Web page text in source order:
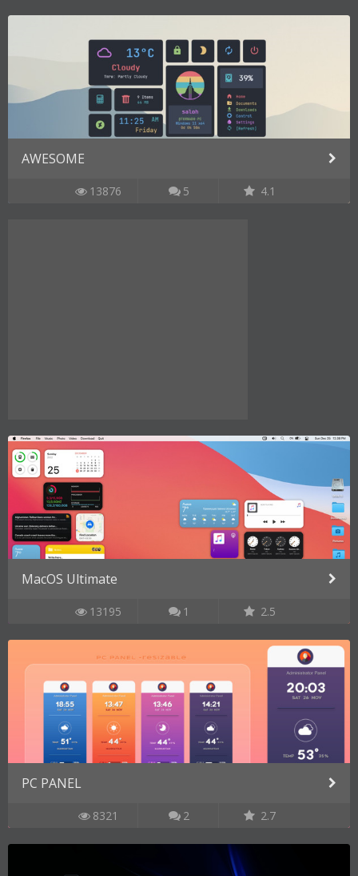
AWESOME
13876 5 4.1
MacOS Ultimate
13195 1 2.5
PC PANEL
8321 2 2.7